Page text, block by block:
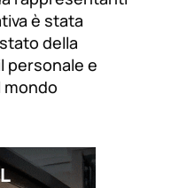
è stata
della
personale e
mondo